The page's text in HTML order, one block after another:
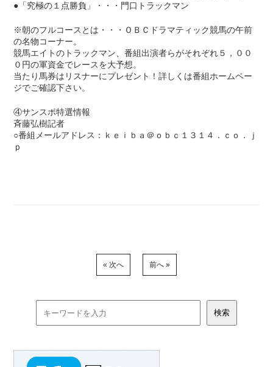
●「究極の１点勝負」・・・門口トラックマン
※朝のフルコースとは・・・ＯＢＣドラマティック競馬の午前
の名物コーナー。
競馬エイトのトラックマン、番組出演者らがそれぞれ５，００
０円の軍資金でレースを大予想。
当たり馬券はリスナーにプレゼント！詳しくは番組ホームペー
ジでご確認下さい。
④サンスポ特選情報
斉藤弘樹記者
○番組メールアドレス：ｋｅｉｂａ＠ｏｂｃ１３１４．ｃｏ．ｊ
ｐ
« 次へ 前へ »